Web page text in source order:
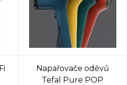
Napařovače oděvů
Tefal Pure POP